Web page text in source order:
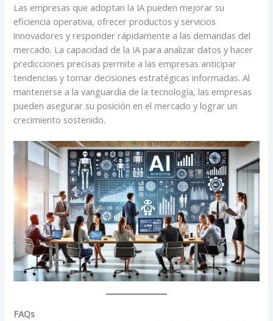
Las empresas que adoptan la IA pueden mejorar su
eficiencia operativa, ofrecer productos y servicios
innovadores y responder rápidamente a las demandas del
mercado. La capacidad de la IA para analizar datos y hacer
predicciones precisas permite a las empresas anticipar
tendencias y tomar decisiones estratégicas informadas. Al
mantenerse a la vanguardia de la tecnología, las empresas
pueden asegurar su posición en el mercado y lograr un
crecimiento sostenido.
FAQs